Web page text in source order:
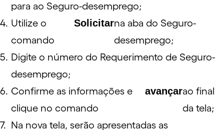
para ao Seguro-desemprego;
Utilize o
comando
Solicitarna aba do Seguro-
desemprego;
Digite o número do Requerimento de Seguro-
desemprego;
Confirme as informações e
clique no comando
avançarao final
da tela;
Na nova tela, serão apresentadas as